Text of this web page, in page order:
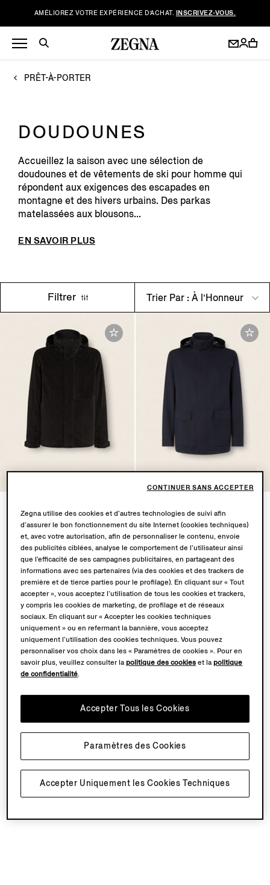
AMÉLIOREZ VOTRE EXPÉRIENCE D’ACHAT. INSCRIVEZ-VOUS.
PRÊT-À-PORTER
DOUDOUNES
Accueillez la saison avec une sélection de
doudounes et de vêtements de ski pour homme qui
répondent aux exigences des escapades en
montagne et des hivers urbains. Des parkas
matelassées aux blousons...
EN SAVOIR PLUS
Filtrer Trier Par : À l’Honneur
€6650.00
Motorin 300cc en Microfibre
Bleu Marine
€3490.00
Vous avez consulté 2 produit(s) sur 2
Zegna utilise des cookies et d’autres technologies de suivi afin
d’assurer le bon fonctionnement du site Internet (cookies techniques)
et, avec votre autorisation, afin de personnaliser le contenu, envoie
des publicités ciblées, analyse le comportement de l’utilisateur ainsi
que l’efficacité de ses campagnes publicitaires, en partageant des
informations avec ses partenaires (via des cookies et des trackers de
première et de tierce parties pour le profilage). En cliquant sur « Tout
accepter », vous acceptez l’utilisation de tous les cookies et trackers,
y compris les cookies de marketing, de profilage et de réseaux
sociaux. En cliquant sur « Accepter les cookies techniques
uniquement » ou en refermant la bannière, vous acceptez
uniquement l’utilisation des cookies techniques. Vous pouvez
personnaliser vos choix dans les « Paramètres de cookies ». Pour en
savoir plus, veuillez consulter lapolitique des cookies et lapolitique
de confidentialité.
Accepter Uniquement les Cookies Techniques
Accepter Tous les Cookies
Paramètres des Cookies
CONTINUER SANS ACCEPTER